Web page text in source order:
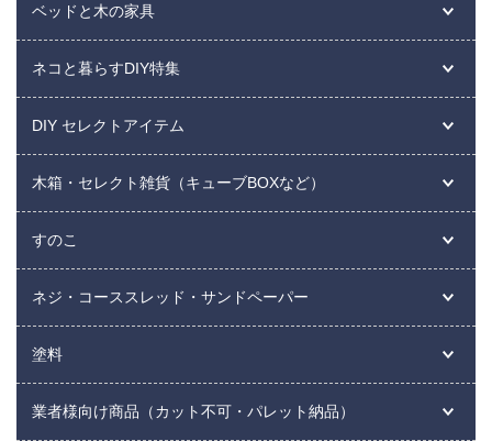
ベッドと木の家具
ネコと暮らすDIY特集
DIY セレクトアイテム
木箱・セレクト雑貨（キューブBOXなど）
すのこ
ネジ・コーススレッド・サンドペーパー
塗料
業者様向け商品（カット不可・パレット納品）